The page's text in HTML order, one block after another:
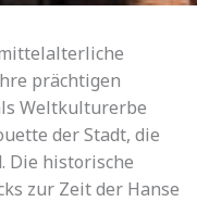
prächtigen
Weltkulturerbe
der Stadt, die
Die historische
zur Zeit der Hanse